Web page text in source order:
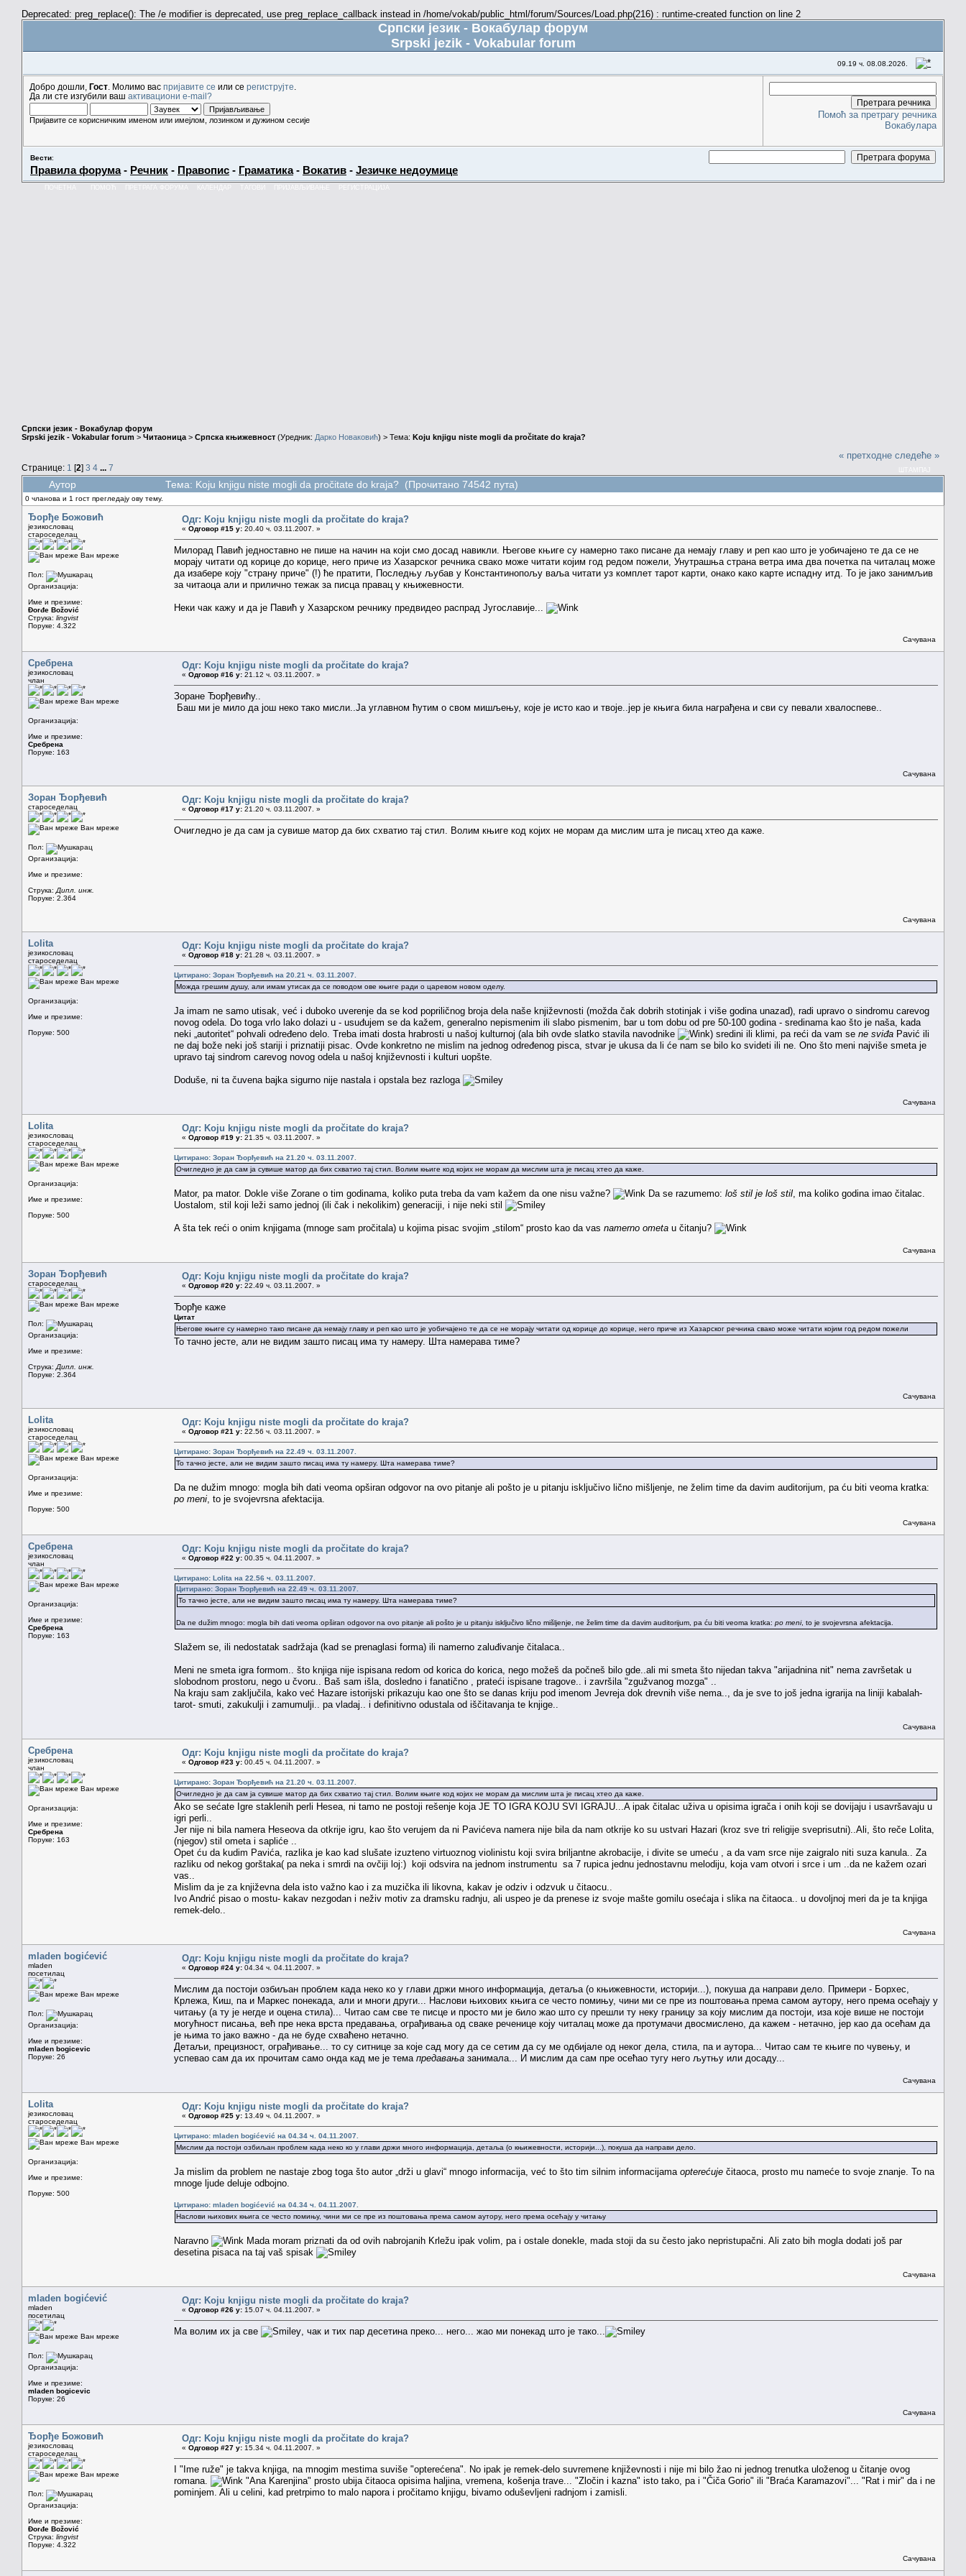
Deprecated: preg_replace(): The /e modifier is deprecated, use preg_replace_callback instead in /home/vokab/public_html/forum/Sources/Load.php(216) : runtime-created function on line 2
Српски језик - Вокабулар форум
Srpski jezik - Vokabular forum
09.19 ч. 08.08.2026.
Добро дошли, Гост . Молимо вас пријавите се или се региструјте
Да ли сте изгубили ваш активациони e-mail?
Пријавите се корисничким именом или имејлом, лозинком и дужином сесије
Помоћ за претрагу речника
Вокабулара
Вести:
Правила форума- Речник - Правопис - Граматика- Вокатив - Језичке недоумице
КАЛЕНДАР
Српски језик - Вокабулар форум
Srpski jezik - Vokabular forum > Читаоница > Српска књижевност (Уредник: Дарко Новаковић) > Тема: Koju knjigu niste mogli da pročitate do kraja?
Странице: 1 [2] 3 4 ... 7
« претходне следеће »
Аутор Тема: Koju knjigu niste mogli da pročitate do kraja? (Прочитано 74542 пута)
0 чланова и 1 гост прегледају ову тему.
Ђорђе Божовић
језикословац
староседелац
Ван мреже
Пол:
Организација:
Име и презиме:
Đorđe Božović
Струка: lingvist
Поруке: 4.322
Одг: Koju knjigu niste mogli da pročitate do kraja?
« Одговор #15 у: 20.40 ч. 03.11.2007. »
Милорад Павић једноставно не пише на начин на који смо досад навикли. Његове књиге су намерно тако писане да немају главу и реп као што је уобичајено те да се не
морају читати од корице до корице, него приче из Хазарског речника свако може читати којим год редом пожели, Унутрашња страна ветра има два почетка па читалац може
да изабере коју "страну приче" (!) ће пратити, Последњу љубав у Константинопољу ваља читати уз комплет тарот карти, онако како карте испадну итд. То је јако занимљив
за читаоца али и прилично тежак за писца правац у књижевности.
Неки чак кажу и да је Павић у Хазарском речнику предвидео распрад Југославије...
Сачувана
Сребрена
језикословац
члан
Ван мреже
Организација:
Име и презиме:
Сребрена
Поруке: 163
Одг: Koju knjigu niste mogli da pročitate do kraja?
« Одговор #16 у: 21.12 ч. 03.11.2007. »
Зоране Ђорђевићу..
Баш ми је мило да још неко тако мисли..Ја углавном ћутим о свом мишљењу, које је исто као и твоје..јер је књига била награђена и сви су певали хвалоспеве..
Сачувана
Зоран Ђорђевић
староседелац
Ван мреже
Пол:
Организација:
Име и презиме:
Струка: Дипл. инж.
Поруке: 2.364
Одг: Koju knjigu niste mogli da pročitate do kraja?
« Одговор #17 у: 21.20 ч. 03.11.2007. »
Очигледно је да сам ја сувише матор да бих схватио тај стил. Волим књиге код којих не морам да мислим шта је писац хтео да каже.
Сачувана
Lolita
језикословац
староседелац
Ван мреже
Организација:
Име и презиме:
Поруке: 500
Одг: Koju knjigu niste mogli da pročitate do kraja?
« Одговор #18 у: 21.28 ч. 03.11.2007. »
Цитирано: Зоран Ђорђевић на 20.21 ч. 03.11.2007.
Можда грешим душу, али имам утисак да се поводом ове књиге ради о царевом новом оделу.
Ja imam ne samo utisak, već i duboko uverenje da se kod popriličnog broja dela naše književnosti (možda čak dobrih stotinjak i više godina unazad), radi upravo o sindromu carevog
novog odela. Do toga vrlo lako dolazi u - usuđujem se da kažem, generalno nepismenim ili slabo pismenim, bar u tom dobu od pre 50-100 godina - sredinama kao što je naša, kada
neki „autoritet“ pohvali određeno delo. Treba imati dosta hrabrosti u našoj kulturnoj (ala bih ovde slatko stavila navodnike
) sredini ili klimi, pa reći da vam se ne sviđa Pavić ili
ne daj bože neki još stariji i priznatiji pisac. Ovde konkretno ne mislim na jednog određenog pisca, stvar je ukusa da li će nam se bilo ko svideti ili ne. Ono što meni najviše smeta je
upravo taj sindrom carevog novog odela u našoj književnosti i kulturi uopšte.
Doduše, ni ta čuvena bajka sigurno nije nastala i opstala bez razloga
Сачувана
Lolita
језикословац
староседелац
Ван мреже
Организација:
Име и презиме:
Поруке: 500
Одг: Koju knjigu niste mogli da pročitate do kraja?
« Одговор #19 у: 21.35 ч. 03.11.2007. »
Цитирано: Зоран Ђорђевић на 21.20 ч. 03.11.2007.
Очигледно је да сам ја сувише матор да бих схватио тај стил. Волим књиге код којих не морам да мислим шта је писац хтео да каже.
Mator, pa mator. Dokle više Zorane o tim godinama, koliko puta treba da vam kažem da one nisu važne? Da se razumemo: loš stil je loš stil , ma koliko godina imao čitalac.
Uostalom, stil koji leži samo jednoj (ili čak i nekolikim) generaciji, i nije neki stil
A šta tek reći o onim knjigama (mnoge sam pročitala) u kojima pisac svojim „stilom“ prosto kao da vas namerno ometa u čitanju?
Сачувана
Зоран Ђорђевић
староседелац
Ван мреже
Пол:
Организација:
Име и презиме:
Струка: Дипл. инж.
Поруке: 2.364
Одг: Koju knjigu niste mogli da pročitate do kraja?
« Одговор #20 у: 22.49 ч. 03.11.2007. »
Ђорђе каже
Цитат
Његове књиге су намерно тако писане да немају главу и реп као што је уобичајено те да се не морају читати од корице до корице, него приче из Хазарског речника свако може читати којим год редом пожели
То тачно јесте, али не видим зашто писац има ту намеру. Шта намерава тиме?
Сачувана
Lolita
језикословац
староседелац
Ван мреже
Организација:
Име и презиме:
Поруке: 500
Одг: Koju knjigu niste mogli da pročitate do kraja?
« Одговор #21 у: 22.56 ч. 03.11.2007. »
Цитирано: Зоран Ђорђевић на 22.49 ч. 03.11.2007.
То тачно јесте, али не видим зашто писац има ту намеру. Шта намерава тиме?
Da ne dužim mnogo: mogla bih dati veoma opširan odgovor na ovo pitanje ali pošto je u pitanju isključivo lično mišljenje, ne želim time da davim auditorijum, pa ću biti veoma kratka:
po meni , to je svojevrsna afektacija.
Сачувана
Сребрена
језикословац
члан
Ван мреже
Организација:
Име и презиме:
Сребрена
Поруке: 163
Одг: Koju knjigu niste mogli da pročitate do kraja?
« Одговор #22 у: 00.35 ч. 04.11.2007. »
Цитирано: Lolita на 22.56 ч. 03.11.2007.
Цитирано: Зоран Ђорђевић на 22.49 ч. 03.11.2007.
То тачно јесте, али не видим зашто писац има ту намеру. Шта намерава тиме?
Da ne dužim mnogo: mogla bih dati veoma opširan odgovor na ovo pitanje ali pošto je u pitanju isključivo lično mišljenje, ne želim time da davim auditorijum, pa ću biti veoma kratka: po meni, to je svojevrsna afektacija.
Slažem se, ili nedostatak sadržaja (kad se prenaglasi forma) ili namerno zaluđivanje čitalaca..
Meni ne smeta igra formom.. što knjiga nije ispisana redom od korica do korica, nego možeš da počneš bilo gde..ali mi smeta što nijedan takva "arijadnina nit" nema završetak u
slobodnom prostoru, nego u čvoru.. Baš sam išla, dosledno i fanatično , prateći ispisane tragove.. i završila "zgužvanog mozga" ..
Na kraju sam zaključila, kako već Hazare istorijski prikazuju kao one što se danas kriju pod imenom Jevreja dok drevnih više nema.., da je sve to još jedna igrarija na liniji kabalah-
tarot- smuti, zakukulji i zamumulji.. pa vladaj.. i definitivno odustala od iščitavanja te knjige..
Сачувана
Сребрена
језикословац
члан
Ван мреже
Организација:
Име и презиме:
Сребрена
Поруке: 163
Одг: Koju knjigu niste mogli da pročitate do kraja?
« Одговор #23 у: 00.45 ч. 04.11.2007. »
Цитирано: Зоран Ђорђевић на 21.20 ч. 03.11.2007.
Очигледно је да сам ја сувише матор да бих схватио тај стил. Волим књиге код којих не морам да мислим шта је писац хтео да каже.
Ako se sećate Igre staklenih perli Hesea, ni tamo ne postoji rešenje koja JE TO IGRA KOJU SVI IGRAJU...A ipak čitalac uživa u opisima igrača i onih koji se dovijaju i usavršavaju u
igri perli..
Jer nije ni bila namera Heseova da otkrije igru, kao što verujem da ni Pavićeva namera nije bila da nam otkrije ko su ustvari Hazari (kroz sve tri religije sveprisutni)..Ali, što reče Lolita,
(njegov) stil ometa i sapliće ..
Opet ću da kudim Pavića, razlika je kao kad slušate izuzteno virtuoznog violinistu koji svira briljantne akrobacije, i divite se umeću , a da vam srce nije zaigralo niti suza kanula.. Za
razliku od nekog gorštaka( pa neka i smrdi na ovčiji loj:) koji odsvira na jednom instrumentu sa 7 rupica jednu jednostavnu melodiju, koja vam otvori i srce i um ..da ne kažem ozari
vas..
Mislim da je za književna dela isto važno kao i za muzička ili likovna, kakav je odziv i odzvuk u čitaocu..
Ivo Andrić pisao o mostu- kakav nezgodan i neživ motiv za dramsku radnju, ali uspeo je da prenese iz svoje mašte gomilu osećaja i slika na čitaoca.. u dovoljnoj meri da je ta knjiga
remek-delo..
Сачувана
mladen bogićević
mladen
посетилац
Ван мреже
Пол:
Организација:
Име и презиме:
mladen bogicevic
Поруке: 26
Одг: Koju knjigu niste mogli da pročitate do kraja?
« Одговор #24 у: 04.34 ч. 04.11.2007. »
Мислим да постоји озбиљан проблем када неко ко у глави држи много информација, детаља (о књижевности, историји...), покуша да направи дело. Примери - Борхес,
Крлежа, Киш, па и Маркес понекада, али и многи други... Наслови њихових књига се често помињу, чини ми се пре из поштовања према самом аутору, него према осећају у
читању (а ту је негде и оцена стила)... Читао сам све те писце и просто ми је било жао што су прешли ту неку границу за коју мислим да постоји, иза које више не постоји
могућност писања, већ пре нека врста предавања, ограђивања од сваке реченице коју читалац може да протумачи двосмислено, да кажем - нетачно, јер као да осећам да
је њима то јако важно - да не буде схваћено нетачно.
Детаљи, прецизност, ограђивање... то су ситнице за које сад могу да се сетим да су ме одбијале од неког дела, стила, па и аутора... Читао сам те књиге по чувењу, и
успевао сам да их прочитам само онда кад ме је тема предавања занимала... И мислим да сам пре осећао тугу него љутњу или досаду...
Сачувана
Lolita
језикословац
староседелац
Ван мреже
Организација:
Име и презиме:
Поруке: 500
Одг: Koju knjigu niste mogli da pročitate do kraja?
« Одговор #25 у: 13.49 ч. 04.11.2007. »
Цитирано: mladen bogićević на 04.34 ч. 04.11.2007.
Мислим да постоји озбиљан проблем када неко ко у глави држи много информација, детаља (о књижевности, историји...), покуша да направи дело.
Ja mislim da problem ne nastaje zbog toga što autor „drži u glavi“ mnogo informacija, već to što tim silnim informacijama opterećuje čitaoca, prosto mu nameće to svoje znanje. To na
mnoge ljude deluje odbojno.
Цитирано: mladen bogićević на 04.34 ч. 04.11.2007.
Наслови њихових књига се често помињу, чини ми се пре из поштовања према самом аутору, него према осећају у читању
Naravno
Mada moram priznati da od ovih nabrojanih Krležu ipak volim, pa i ostale donekle, mada stoji da su često jako nepristupačni. Ali zato bih mogla dodati još par
desetina pisaca na taj vaš spisak
Сачувана
mladen bogićević
mladen
посетилац
Ван мреже
Пол:
Организација:
Име и презиме:
mladen bogicevic
Поруке: 26
Одг: Koju knjigu niste mogli da pročitate do kraja?
« Одговор #26 у: 15.07 ч. 04.11.2007. »
Ма волим их ја све , чак и тих пар десетина преко... него... жао ми понекад што је тако...
Сачувана
Ђорђе Божовић
језикословац
староседелац
Ван мреже
Пол:
Организација:
Име и презиме:
Đorđe Božović
Струка: lingvist
Поруке: 4.322
Одг: Koju knjigu niste mogli da pročitate do kraja?
« Одговор #27 у: 15.34 ч. 04.11.2007. »
I "Ime ruže" je takva knjiga, na mnogim mestima suviše "opterećena". No ipak je remek-delo suvremene književnosti i nije mi bilo žao ni jednog trenutka uloženog u čitanje ovog
romana.
"Ana Karenjina" prosto ubija čitaoca opisima haljina, vremena, košenja trave... "Zločin i kazna" isto tako, pa i "Čiča Gorio" ili "Braća Karamazovi"... "Rat i mir" da i ne
pominjem. Ali u celini, kad pretrpimo to malo napora i pročitamo knjigu, bivamo oduševljeni radnjom i zamisli.
Сачувана